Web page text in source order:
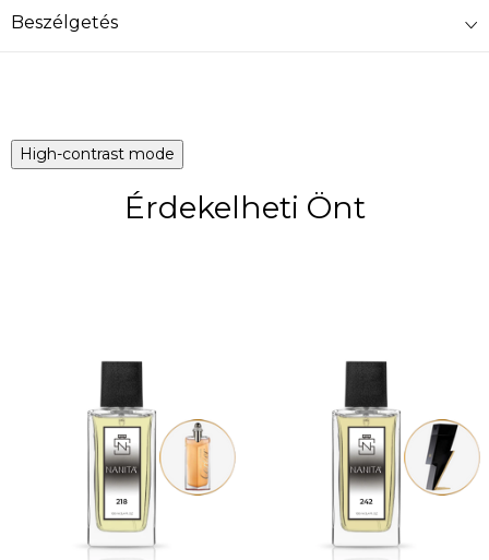
Beszélgetés
High-contrast mode
Érdekelheti Önt